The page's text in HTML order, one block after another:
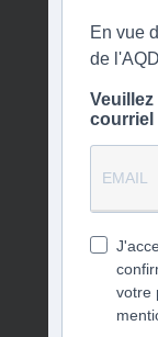
En vue
de
courriel
votre